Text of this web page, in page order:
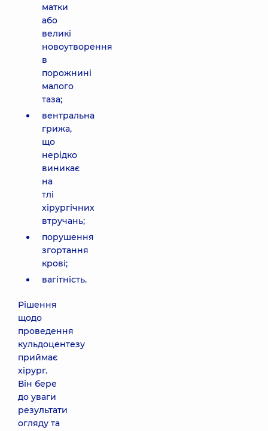
матки
або
великі
новоутворення
в
порожнині
малого
таза;
вентральна
грижа,
що
нерідко
виникає
на
тлі
хірургічних
втручань;
порушення
згортання
крові;
вагітність.
Рішення
щодо
проведення
кульдоцентезу
приймає
хірург.
Він бере
до уваги
результати
огляду та